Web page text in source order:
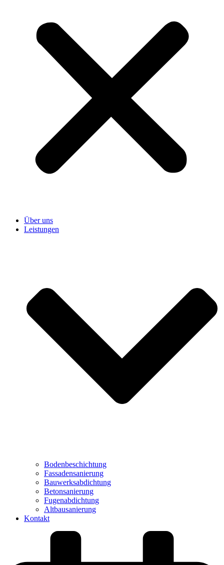
Über uns
Leistungen
Bodenbeschichtung
Fassadensanierung
Bauwerksabdichtung
Betonsanierung
Fugenabdichtung
Altbausanierung
Kontakt